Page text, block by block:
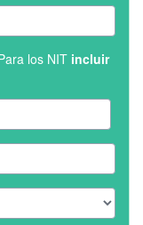
los NIT incluir